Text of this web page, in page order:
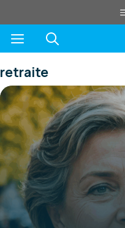
au
contenuMenu
retraite